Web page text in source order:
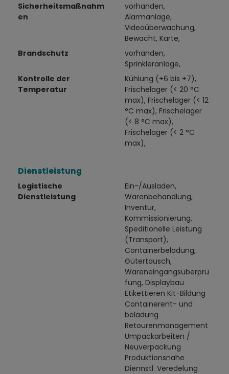
Sicherheitsmaßnahm
en
vorhanden,
Alarmanlage,
Videoüberwachung,
Bewacht, Karte,
Brandschutz
vorhanden,
Sprinkleranlage,
Kontrolle der
Temperatur
Kühlung (+6 bis +7),
Frischelager (< 20 °C
max), Frischelager (< 12
°C max), Frischelager
(< 8 °C max),
Frischelager (< 2 °C
max),
Dienstleistung
Logistische
Dienstleistung
Ein-/Ausladen,
Warenbehandlung,
Inventur,
Kommissionierung,
Speditionelle Leistung
(Transport),
Containerbeladung,
Gütertausch,
Wareneingangsüberprü
fung, Displaybau
Etikettieren Kit-Bildung
Containerent- und
beladung
Retourenmanagement
Umpackarbeiten /
Neuverpackung
Produktionsnahe
Diennstl. Veredelung